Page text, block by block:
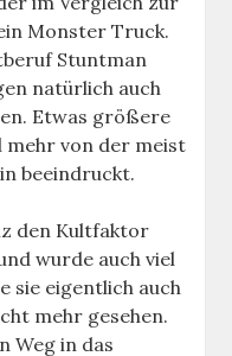
Monster Truck.
Stuntman
natürlich auch
Etwas größere
mehr von der meist
beeindruckt.
den Kultfaktor
wurde auch viel
sie eigentlich auch
mehr gesehen.
Weg in das